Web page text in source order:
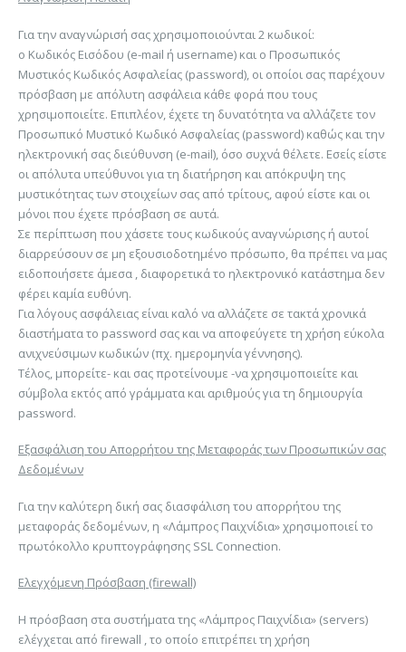
Για την αναγνώρισή σας χρησιμοποιούνται 2 κωδικοί:
ο Κωδικός Εισόδου (e-mail ή username) και ο Προσωπικός
Μυστικός Κωδικός Ασφαλείας (password), οι οποίοι σας παρέχουν
πρόσβαση με απόλυτη ασφάλεια κάθε φορά που τους
χρησιμοποιείτε. Επιπλέον, έχετε τη δυνατότητα να αλλάζετε τον
Προσωπικό Μυστικό Κωδικό Ασφαλείας (password) καθώς και την
ηλεκτρονική σας διεύθυνση (e-mail), όσο συχνά θέλετε. Εσείς είστε
οι απόλυτα υπεύθυνοι για τη διατήρηση και απόκρυψη της
μυστικότητας των στοιχείων σας από τρίτους, αφού είστε και οι
μόνοι που έχετε πρόσβαση σε αυτά.
Σε περίπτωση που χάσετε τους κωδικούς αναγνώρισης ή αυτοί
διαρρεύσουν σε μη εξουσιοδοτημένο πρόσωπο, θα πρέπει να μας
ειδοποιήσετε άμεσα , διαφορετικά το ηλεκτρονικό κατάστημα δεν
φέρει καμία ευθύνη.
Για λόγους ασφάλειας είναι καλό να αλλάζετε σε τακτά χρονικά
διαστήματα το password σας και να αποφεύγετε τη χρήση εύκολα
ανιχνεύσιμων κωδικών (πχ. ημερομηνία γέννησης).
Τέλος, μπορείτε- και σας προτείνουμε -να χρησιμοποιείτε και
σύμβολα εκτός από γράμματα και αριθμούς για τη δημιουργία
password.
Εξασφάλιση του Απορρήτου της Μεταφοράς των Προσωπικών σας
Δεδομένων
Για την καλύτερη δική σας διασφάλιση του απορρήτου της
μεταφοράς δεδομένων, η «Λάμπρος Παιχνίδια» χρησιμοποιεί το
πρωτόκολλο κρυπτογράφησης SSL Connection.
Ελεγχόμενη Πρόσβαση (firewall)
Η πρόσβαση στα συστήματα της «Λάμπρος Παιχνίδια» (servers)
ελέγχεται από firewall , το οποίο επιτρέπει τη χρήση